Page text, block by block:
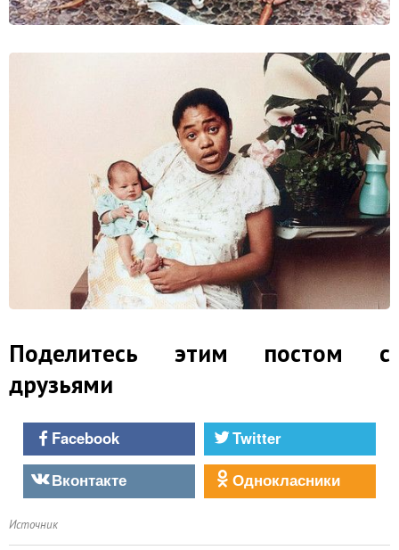
Поделитесь этим постом с
друзьями
Facebook
Twitter
Вконтакте
Однокласники
Источник